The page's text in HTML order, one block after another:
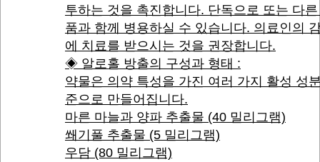
투하는 것을 촉진합니다. 단독으로 또는 다
품과 함께 병용하실 수 있습니다. 의료인의
에 치료를 받으시는 것을 권장합니다.
◈ 알로홀 방출의 구성과 형태 :
약물은 의약 특성을 가진 여러 가지 활성 성
준으로 만들어집니다.
마른 마늘과 양파 추출물 (40 밀리그램)
쐐기풀 추출물 (5 밀리그램)
우담 (80 밀리그램)